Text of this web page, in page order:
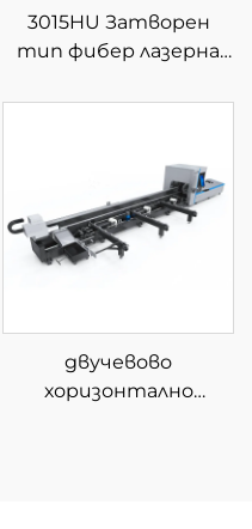
3015HU Затворен
тип фибер лазерна
автоматично
разтоварване на
материали
двучевово
хоризонтално